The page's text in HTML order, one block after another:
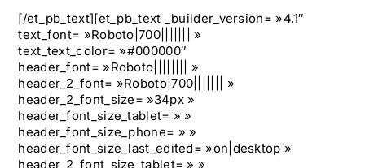
[/et_pb_text][et_pb_text _builder_version= »4.1″
text_font= »Roboto|700||||||| »
text_text_color= »#000000″
header_font= »Roboto|||||||| »
header_2_font= »Roboto|700||||||| »
header_2_font_size= »34px »
header_font_size_tablet= » »
header_font_size_phone= » »
header_font_size_last_edited= »on|desktop »
header_2_font_size_tablet= » »